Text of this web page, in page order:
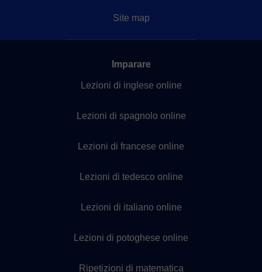
Site map
Imparare
Lezioni di inglese online
Lezioni di spagnolo online
Lezioni di francese online
Lezioni di tedesco online
Lezioni di italiano online
Lezioni di potoghese online
Ripetizioni di matematica